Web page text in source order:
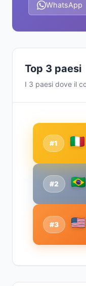
WhatsApp
Top 3 paesi
I 3 paesi dove il
#2
#1
#3